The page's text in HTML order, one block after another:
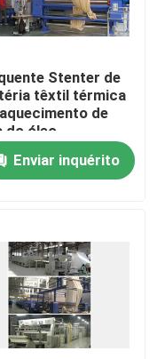
Stenter de
têxtil térmica
de
do óleo
Enviar inquérito